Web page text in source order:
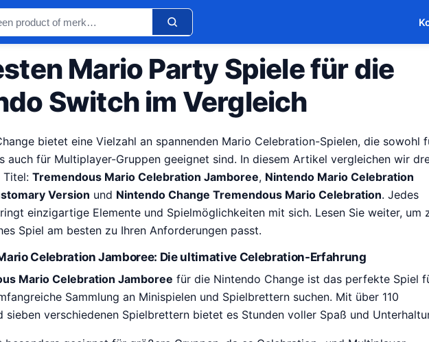
Mario Party Spiele für die
Switch im Vergleich
bietet eine Vielzahl an spannenden Mario Celebration-Spielen, die sowohl
auch für Multiplayer-Gruppen geeignet sind. In diesem Artikel vergleichen wir
Titel: Tremendous Mario Celebration Jamboree, Nintendo Mario Celebration
Version und Nintendo Change Tremendous Mario Celebration. Jedes
einzigartige Elemente und Spielmöglichkeiten mit sich. Lesen Sie weiter, um
Spiel am besten zu Ihren Anforderungen passt.
Celebration Jamboree: Die ultimative Celebration-Erfahrung
Mario Celebration Jamboree für die Nintendo Change ist das perfekte Spiel
Sammlung an Minispielen und Spielbrettern suchen. Mit über 110
sieben verschiedenen Spielbrettern bietet es Stunden voller Spaß und